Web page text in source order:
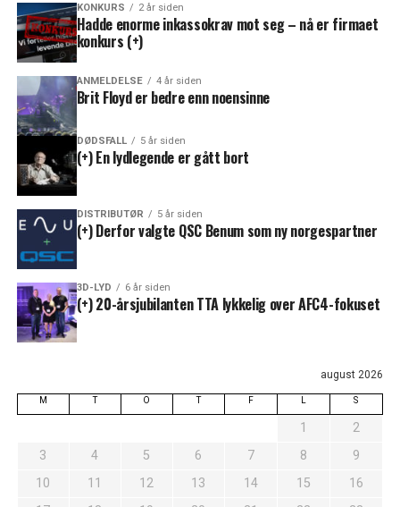
KONKURS 2 år siden
Hadde enorme inkassokrav mot seg – nå er firmaet
konkurs (+)
ANMELDELSE 4 år siden
Brit Floyd er bedre enn noensinne
DØDSFALL 5 år siden
(+) En lydlegende er gått bort
DISTRIBUTØR 5 år siden
(+) Derfor valgte QSC Benum som ny norgespartner
3D-LYD 6 år siden
(+) 20-årsjubilanten TTA lykkelig over AFC4-fokuset
august 2026
M T O T F S
1
2
3
4 5 6 7 8
9
10
11 12 13 14 15
16